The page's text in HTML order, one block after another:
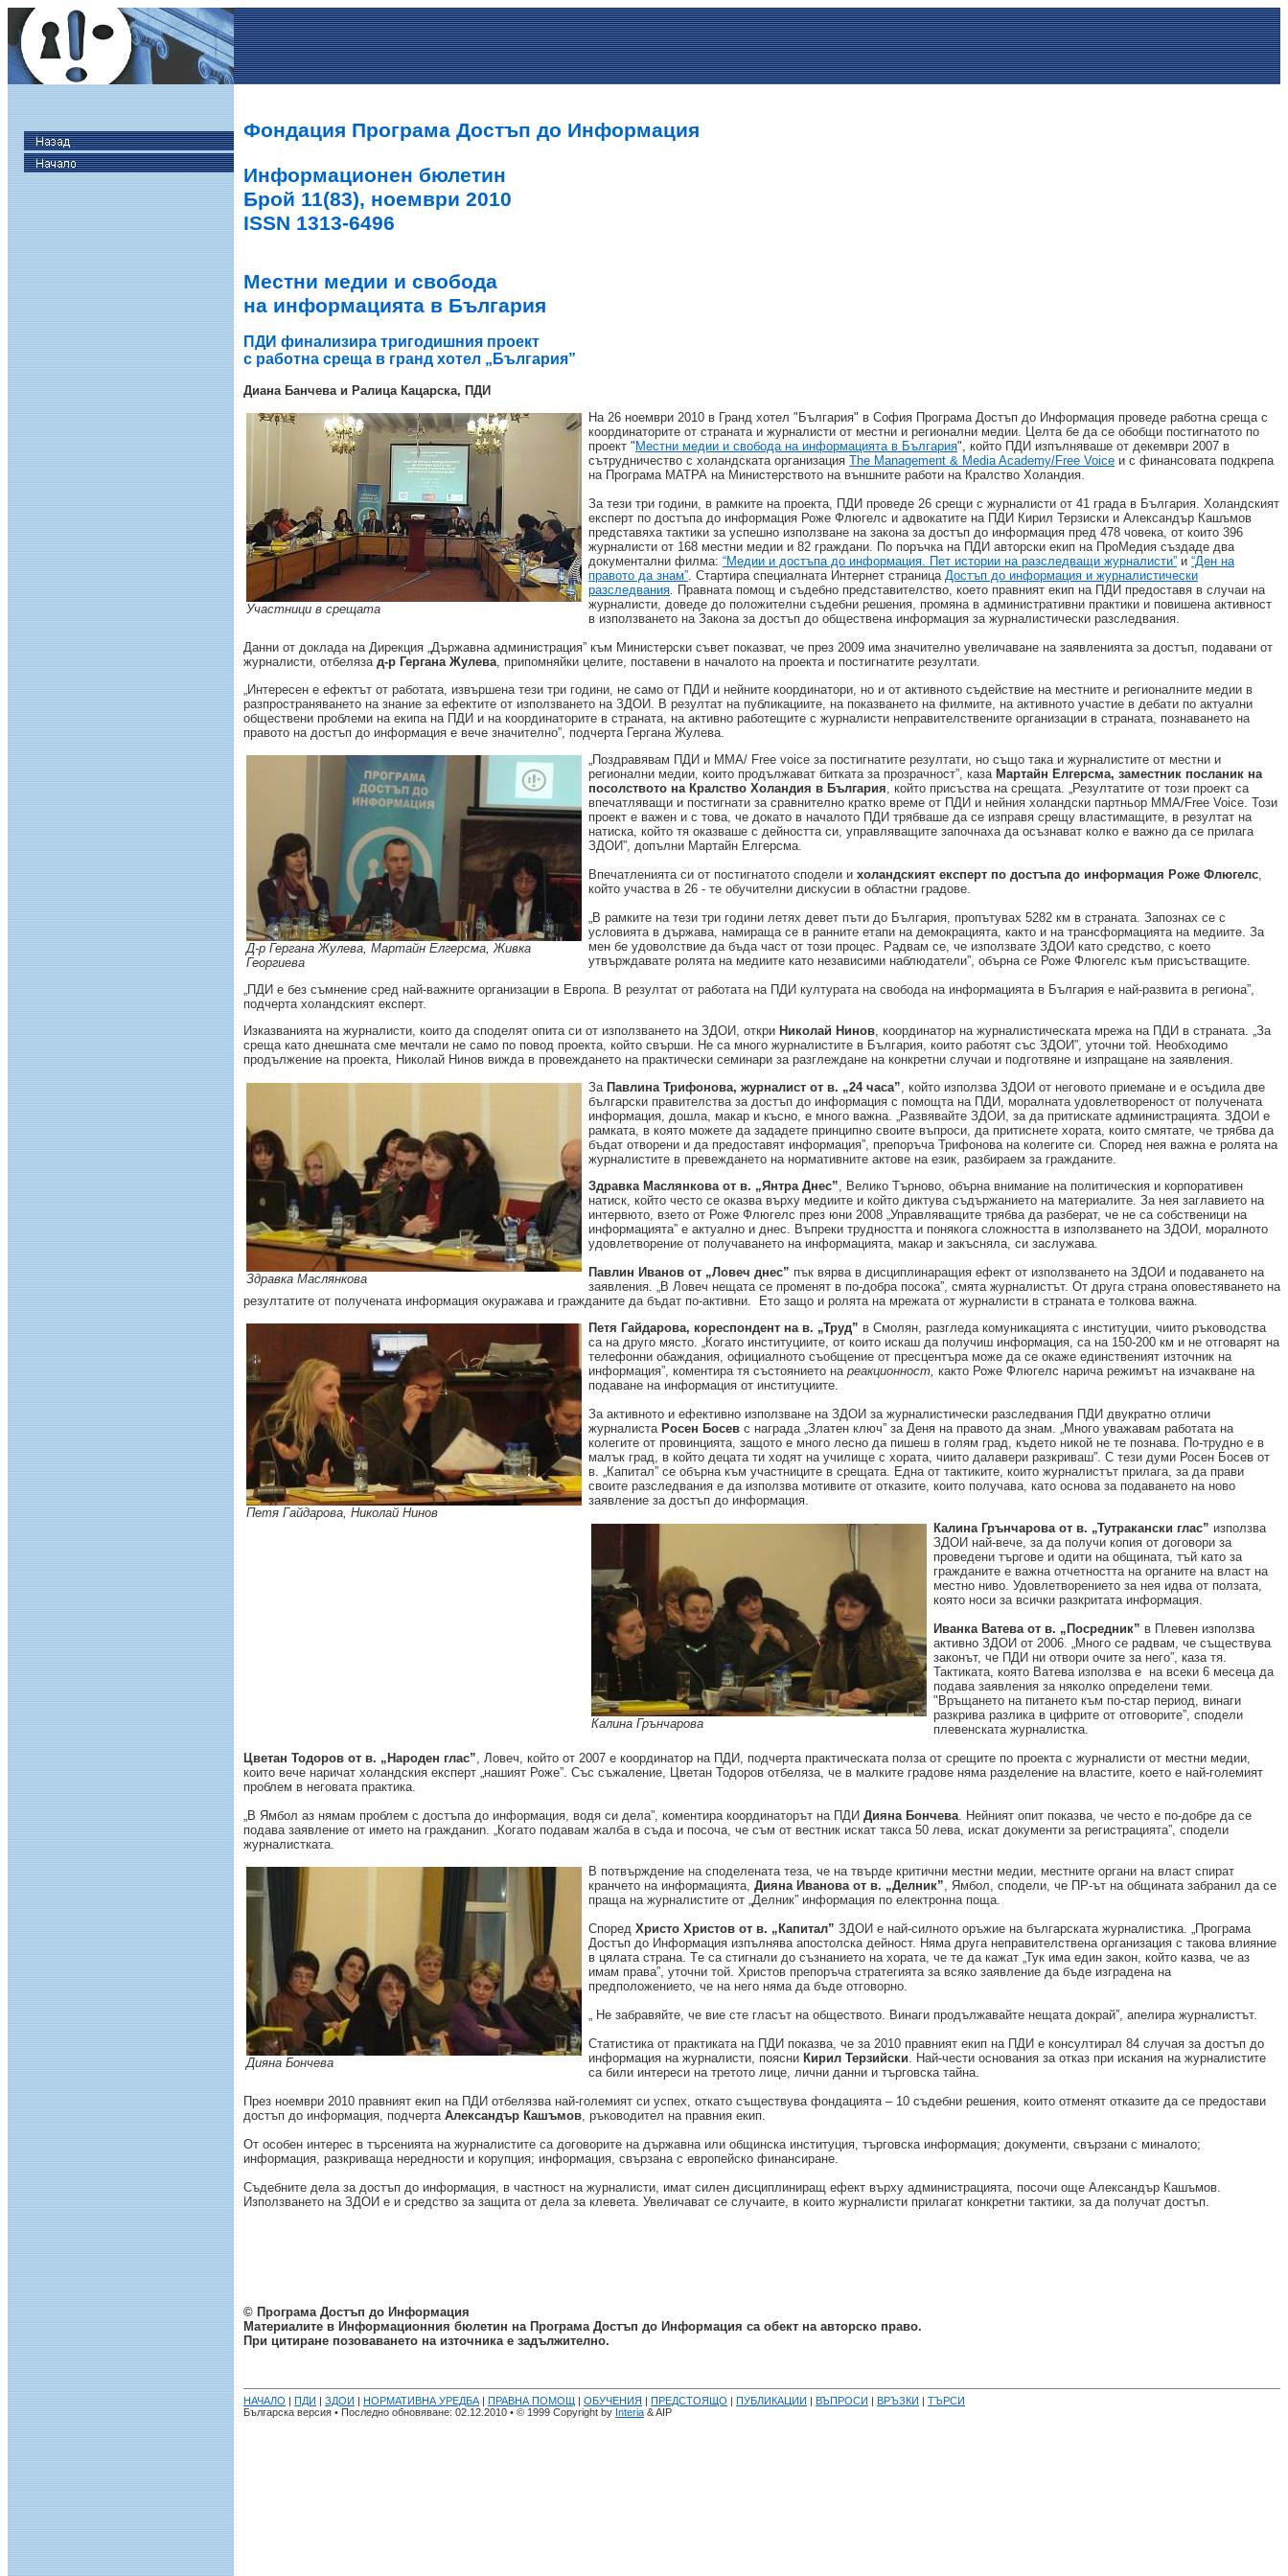
Фондация Програма Достъп до Информация
Информационен бюлетин
Брой 11(83), ноември 2010
ISSN 1313-6496
Местни медии и свобода
на информацията в България
ПДИ финализира тригодишния проект
с работна среща в гранд хотел „България”
Диана Банчева и Ралица Кацарска, ПДИ
Участници в срещата
На 26 ноември 2010 в Гранд хотел "България" в София Програма Достъп до Информация проведе работна среща с
координаторите от страната и журналисти от местни и регионални медии. Целта бе да се обобщи постигнатото по
проект " Местни медии и свобода на информацията в България", който ПДИ изпълняваше от декември 2007 в
сътрудничество с холандската организация The Management & Media Academy/Free Voice и с финансовата подкрепа
на Програма МАТРА на Министерството на външните работи на Кралство Холандия.
За тези три години, в рамките на проекта, ПДИ проведе 26 срещи с журналисти от 41 града в България. Холандският
експерт по достъпа до информация Роже Флюгелс и адвокатите на ПДИ Кирил Терзиски и Александър Кашъмов
представяха тактики за успешно използване на закона за достъп до информация пред 478 човека, от които 396
журналисти от 168 местни медии и 82 граждани. По поръчка на ПДИ авторски екип на ПроМедия създаде два
документални филма: “Медии и достъпа до информация. Пет истории на разследващи журналисти” и “Ден на
правото да знам”. Стартира специалната Интернет страница Достъп до информация и журналистически
разследвания. Правната помощ и съдебно представителство, което правният екип на ПДИ предоставя в случаи на
журналисти, доведе до положителни съдебни решения, промяна в административни практики и повишена активност
в използването на Закона за достъп до обществена информация за журналистически разследвания.
Данни от доклада на Дирекция „Държавна администрация” към Министерски съвет показват, че през 2009 има значително увеличаване на заявленията за достъп, подавани от
журналисти, отбеляза д-р Гергана Жулева, припомняйки целите, поставени в началото на проекта и постигнатите резултати.
„Интересен е ефектът от работата, извършена тези три години, не само от ПДИ и нейните координатори, но и от активното съдействие на местните и регионалните медии в
разпространяването на знание за ефектите от използването на ЗДОИ. В резултат на публикациите, на показването на филмите, на активното участие в дебати по актуални
обществени проблеми на екипа на ПДИ и на координаторите в страната, на активно работещите с журналисти неправителствените организации в страната, познаването на
правото на достъп до информация е вече значително”, подчерта Гергана Жулева.
Д-р Гергана Жулева, Мартайн Елгерсма, Живка
Георгиева
„Поздравявам ПДИ и MMA/ Free voice за постигнатите резултати, но също така и журналистите от местни и
регионални медии, които продължават битката за прозрачност”, каза Мартайн Елгерсма, заместник посланик на
посолството на Кралство Холандия в България , който присъства на срещата. „Резултатите от този проект са
впечатляващи и постигнати за сравнително кратко време от ПДИ и нейния холандски партньор MMA/Free Voice. Този
проект е важен и с това, че докато в началото ПДИ трябваше да се изправя срещу властимащите, в резултат на
натиска, който тя оказваше с дейността си, управляващите започнаха да осъзнават колко е важно да се прилага
ЗДОИ”, допълни Мартайн Елгерсма.
Впечатленията си от постигнатото сподели и холандският експерт по достъпа до информация Роже Флюгелс
който участва в 26 - те обучителни дискусии в областни градове.
„В рамките на тези три години летях девет пъти до България, пропътувах 5282 км в страната. Запознах се с
условията в държава, намираща се в ранните етапи на демокрацията, както и на трансформацията на медиите. За
мен бе удоволствие да бъда част от този процес. Радвам се, че използвате ЗДОИ като средство, с което
утвърждавате ролята на медиите като независими наблюдатели”, обърна се Роже Флюгелс към присъстващите.
„ПДИ е без съмнение сред най-важните организации в Европа.
В резултат от работата на ПДИ културата на свобода на информацията в България е най-развита в региона”,
подчерта холандският експерт.
Изказванията на журналисти, които да споделят опита си от използването на ЗДОИ, откри Николай Нинов, координатор на журналистическата мрежа на ПДИ в страната. „За
среща като днешната сме мечтали не само по повод проекта, който свърши. Не са много журналистите в България, които работят със ЗДОИ”, уточни той. Необходимо
продължение на проекта, Николай Нинов вижда в провеждането на практически семинари за разглеждане на конкретни случаи и подготвяне и изпращане на заявления.
Здравка Маслянкова
За Павлина Трифонова, журналист от в. „24 часа” , който използва ЗДОИ от неговото приемане и е осъдила две
български правителства за достъп до информация с помощта на ПДИ, моралната удовлетвореност от получената
информация, дошла, макар и късно, е много важна. „Развявайте ЗДОИ, за да притискате администрацията. ЗДОИ е
рамката, в която можете да зададете принципно своите въпроси, да притиснете хората, които смятате, че трябва да
бъдат отворени и да предоставят информация”, препоръча Трифонова на колегите си. Според нея важна е ролята на
журналистите в превеждането на нормативните актове на език, разбираем за гражданите.
Здравка Маслянкова от в. „Янтра Днес” , Велико Търново, обърна внимание на политическия и корпоративен
натиск, който често се оказва върху медиите и който диктува съдържанието на материалите. За нея заглавието на
интервюто, взето от Роже Флюгелс през юни 2008 „Управляващите трябва да разберат, че не са собственици на
информацията” е актуално и днес. Въпреки трудността и понякога сложността в използването на ЗДОИ, моралното
удовлетворение от получаването на информацията, макар и закъсняла, си заслужава.
Павлин Иванов от „Ловеч днес” пък вярва в дисциплинаращия ефект от използването на ЗДОИ и подаването на
заявления. „В Ловеч нещата се променят в по-добра посока”, смята журналистът. От друга страна оповестяването на
резултатите от получената информация окуражава и гражданите да бъдат по-активни. Ето защо и ролята на мрежата от журналисти в страната е толкова важна.
Петя Гайдарова, Николай Нинов
Петя Гайдарова, кореспондент на в. „Труд” в Смолян, разгледа комуникацията с институции, чиито ръководства
са на друго място. „Когато институциите, от които искаш да получиш информация, са на 150-200 км и не отговарят на
телефонни обаждания, официалното съобщение от пресцентъра може да се окаже единственият източник на
информация”, коментира тя състоянието на реакционност, както Роже Флюгелс нарича режимът на изчакване на
подаване на информация от институциите.
За активното и ефективно използване на ЗДОИ за журналистически разследвания ПДИ двукратно отличи
журналиста Росен Босев с награда „Златен ключ” за Деня на правото да знам. „Много уважавам работата на
колегите от провинцията, защото е много лесно да пишеш в голям град, където никой не те познава. По-трудно е в
малък град, в който децата ти ходят на училище с хората, чиито далавери разкриваш”. С тези думи Росен Босев от
в. „Капитал” се обърна към участниците в срещата. Една от тактиките, които журналистът прилага, за да прави
своите разследвания е да използва мотивите от отказите, които получава, като основа за подаването на ново
заявление за достъп до информация.
Калина Грънчарова
Калина Грънчарова от в. „Тутракански глас” използва
ЗДОИ най-вече, за да получи копия от договори за
проведени търгове и одити на общината, тъй като за
гражданите е важна отчетността на органите на власт на
местно ниво. Удовлетворението за нея идва от ползата,
която носи за всички разкритата информация.
Иванка Ватева от в. „Посредник” в Плевен използва
активно ЗДОИ от 2006. „Много се радвам, че съществува
законът, че ПДИ ни отвори очите за него”, каза тя.
Тактиката, която Ватева използва е на всеки 6 месеца да
подава заявления за няколко определени теми.
"Връщането на питането към по-стар период, винаги
разкрива разлика в цифрите от отговорите”, сподели
плевенската журналистка.
Цветан Тодоров от в. „Народен глас” , Ловеч, който от 2007 е координатор на ПДИ, подчерта практическата полза от срещите по проекта с журналисти от местни медии,
които вече наричат холандския експерт „нашият Роже”. Със съжаление, Цветан Тодоров отбеляза, че в малките градове няма разделение на властите, което е най-големият
проблем в неговата практика.
„В Ямбол аз нямам проблем с достъпа до информация, водя си дела”, коментира координаторът на ПДИ Дияна Бончева . Нейният опит показва, че често е по-добре да се
подава заявление от името на гражданиn. „Когато подавам жалба в съда и посоча, че съм от вестник искат такса 50 лева, искат документи за регистрацията”, сподели
журналистката.
Дияна Бончева
В потвърждение на споделената теза, че на твърде критични местни медии, местните органи на власт спират
кранчето на информацията, Дияна Иванова от в. „Делник” , Ямбол, сподели, че ПР-ът на общината забранил да се
праща на журналистите от „Делник” информация по електронна поща.
Според Христо Христов от в. „Капитал” ЗДОИ е най-силното оръжие на българската журналистика. „Програма
Достъп до Информация изпълнява апостолска дейност. Няма друга неправителствена организация с такова влияние
в цялата страна. Тe са стигнали до съзнанието на хората, че те да кажат „Тук има един закон, който казва, че аз
имам права”, уточни той. Христов препоръча стратегията за всяко заявление да бъде изградена на
предположението, че на него няма да бъде отговорно.
„ Не забравяйте, че вие сте гласът на обществото. Винаги продължавайте нещата докрай”, апелира журналистът.
Статистика от практиката на ПДИ показва, че за 2010 правният екип на ПДИ е консултирал 84 случая за достъп до
информация на журналисти, поясни Кирил Терзийски . Най-чести основания за отказ при искания на журналистите
са били интереси на третото лице, лични данни и търговска тайна.
През ноември 2010 правният екип на ПДИ отбелязва най-големият си успех, откато съществува фондацията – 10 съдебни решения, които отменят отказите да се предостави
достъп до информация, подчерта Александър Кашъмов , ръководител на правния екип.
От особен интерес в търсенията на журналистите са договорите на държавна или общинска институция, търговска информация; документи, свързани с миналото;
информация, разкриваща нередности и корупция; информация, свързана с европейско финансиране.
Съдебните дела за достъп до информация, в частност на журналисти, имат силен дисциплиниращ ефект върху администрацията, посочи още Александър Кашъмов.
Използването на ЗДОИ е и средство за защита от дела за клевета. Увеличават се случаите, в които журналисти прилагат конкретни тактики, за да получат достъп.
© Програма Достъп до Информация
Материалите в Информационния бюлетин на Програма Достъп до Информация са обект на авторско право.
При цитиране позоваването на източника е задължително.
НАЧАЛО ПДИ ЗДОИ НОРМАТИВНА УРЕДБА ПРАВНА ПОМОЩ ОБУЧЕНИЯ ПРЕДСТОЯЩО ПУБЛИКАЦИИ ВЪПРОСИ ВРЪЗКИ
ТЪРСИ
Българска версия • Последно обновяване: 02.12.2010 • © 1999 Copyright by Interia & AIP